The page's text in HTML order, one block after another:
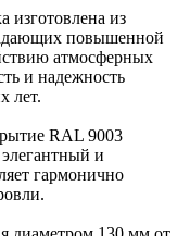
изготовлена из
повышенной
атмосферных
и надежность
лет.
RAL 9003
и
гармонично